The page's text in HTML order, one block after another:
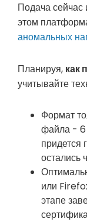
Подача сейчас
этом
аномальных
Планируя, как
учитывайте
Формат
файла - 6
придется
остались
или
этапе